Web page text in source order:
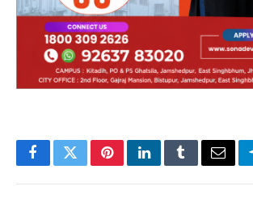
FacebookTwitterPinterestLinkedInTumblrEmail